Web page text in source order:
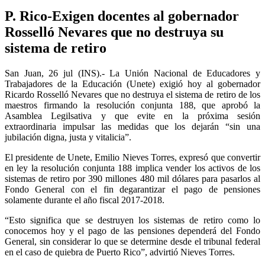
P. Rico-Exigen docentes al gobernador
Rosselló Nevares que no destruya su
sistema de retiro
San Juan, 26 jul (INS).- La Unión Nacional de Educadores y
Trabajadores de la Educación (Unete) exigió hoy al gobernador
Ricardo Rosselló Nevares que no destruya el sistema de retiro de los
maestros firmando la resolución conjunta 188, que aprobó la
Asamblea Legilsativa y que evite en la próxima sesión
extraordinaria impulsar las medidas que los dejarán “sin una
jubilación digna, justa y vitalicia”.
El presidente de Unete, Emilio Nieves Torres, expresó que convertir
en ley la resolución conjunta 188 implica vender los activos de los
sistemas de retiro por 390 millones 480 mil dólares para pasarlos al
Fondo General con el fin degarantizar el pago de pensiones
solamente durante el año fiscal 2017-2018.
“Esto significa que se destruyen los sistemas de retiro como lo
conocemos hoy y el pago de las pensiones dependerá del Fondo
General, sin considerar lo que se determine desde el tribunal federal
en el caso de quiebra de Puerto Rico”, advirtió Nieves Torres.